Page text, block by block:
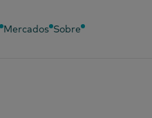
Mercados Sobre